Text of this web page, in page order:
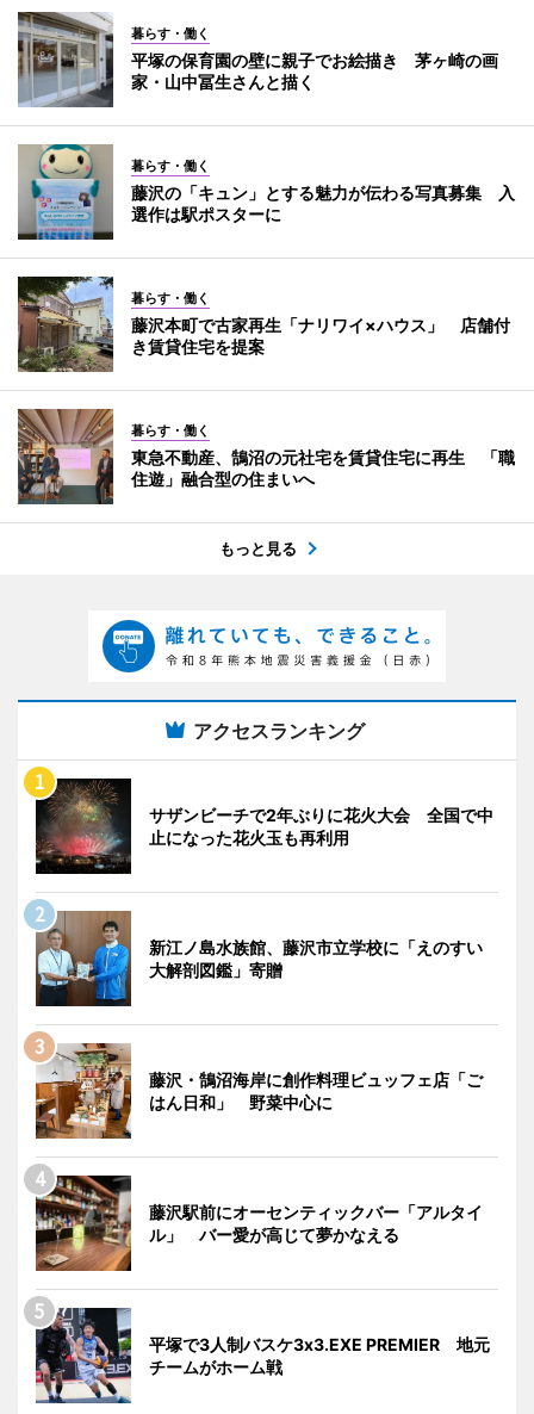
暮らす・働く
平塚の保育園の壁に親子でお絵描き 茅ヶ崎の画
家・山中冨生さんと描く
暮らす・働く
藤沢の「キュン」とする魅力が伝わる写真募集 入
選作は駅ポスターに
暮らす・働く
藤沢本町で古家再生「ナリワイ×ハウス」 店舗付
き賃貸住宅を提案
暮らす・働く
東急不動産、鵠沼の元社宅を賃貸住宅に再生 「職
住遊」融合型の住まいへ
もっと見る
アクセスランキング
サザンビーチで2年ぶりに花火大会 全国で中
止になった花火玉も再利用
新江ノ島水族館、藤沢市立学校に「えのすい
大解剖図鑑」寄贈
藤沢・鵠沼海岸に創作料理ビュッフェ店「ご
はん日和」 野菜中心に
藤沢駅前にオーセンティックバー「アルタイ
ル」 バー愛が高じて夢かなえる
平塚で3人制バスケ3x3.EXE PREMIER 地元
チームがホーム戦